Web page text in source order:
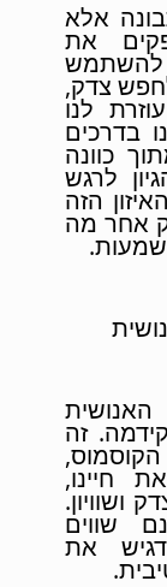
אלא
את
להשתמש
צדק,
לנו
בדרכים
כוונה
לרגש
הזה
אחר מה
זה
חיינו,
ושוויון.
שווים
את